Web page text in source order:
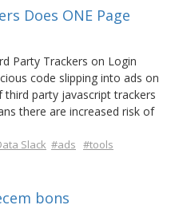
Does ONE Page
Party Trackers on Login
code slipping into ads on
party javascript trackers
there are increased risk of
Slack #ads #tools
bons